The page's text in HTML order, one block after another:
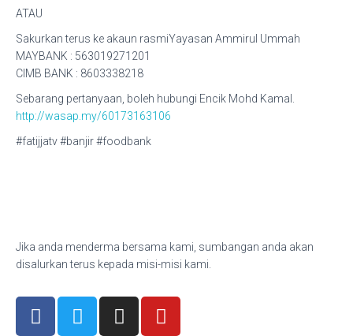
ATAU
Sakurkan terus ke akaun rasmiYayasan Ammirul Ummah
MAYBANK : 563019271201
CIMB BANK : 8603338218
Sebarang pertanyaan, boleh hubungi Encik Mohd Kamal.
http://wasap.my/60173163106
#fatijjatv #banjir #foodbank
Jika anda menderma bersama kami, sumbangan anda akan
disalurkan terus kepada misi-misi kami.